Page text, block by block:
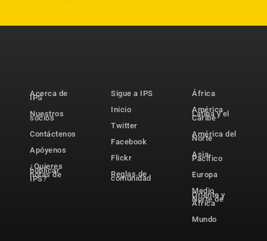
Acerca de
IPS
Nuestros
socios
Contáctenos
Apóyenos
¿Quieres
publicar
notas de
IPS?
Sigue a IPS
Inicio
Twitter
Facebook
Flickr
Reglas de
comunidad
África
América
Latina y el
Caribe
América del
Norte
Asia-
Pacífico
Europa
Medio
Oriente y
Norte de
África
Mundo